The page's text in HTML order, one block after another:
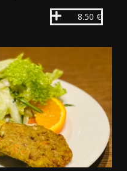
8.50 €